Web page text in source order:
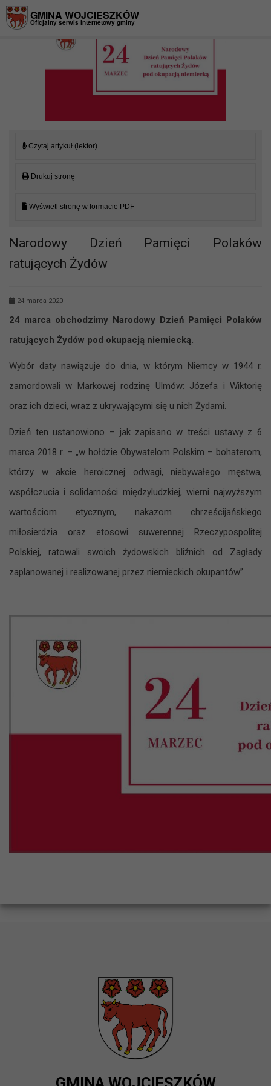
GMINA WOJCIESZKÓW
Oficjalny serwis internetowy gminy
Czytaj artykuł (lektor)
Drukuj stronę
Wyświetl stronę w formacie PDF
Narodowy Dzień Pamięci Polaków
ratujących Żydów
24 marca 2020
24 marca obchodzimy Narodowy Dzień Pamięci Polaków
ratujących Żydów pod okupacją niemiecką.
Wybór daty nawiązuje do dnia, w którym Niemcy w 1944 r.
zamordowali w Markowej rodzinę Ulmów: Józefa i Wiktorię
oraz ich dzieci, wraz z ukrywającymi się u nich Żydami.
Dzień ten ustanowiono – jak zapisano w treści ustawy z 6
marca 2018 r. – „w hołdzie Obywatelom Polskim – bohaterom,
którzy w akcie heroicznej odwagi, niebywałego męstwa,
współczucia i solidarności międzyludzkiej, wierni najwyższym
wartościom etycznym, nakazom chrześcijańskiego
miłosierdzia oraz etosowi suwerennej Rzeczypospolitej
Polskiej, ratowali swoich żydowskich bliźnich od Zagłady
zaplanowanej i realizowanej przez niemieckich okupantów”.